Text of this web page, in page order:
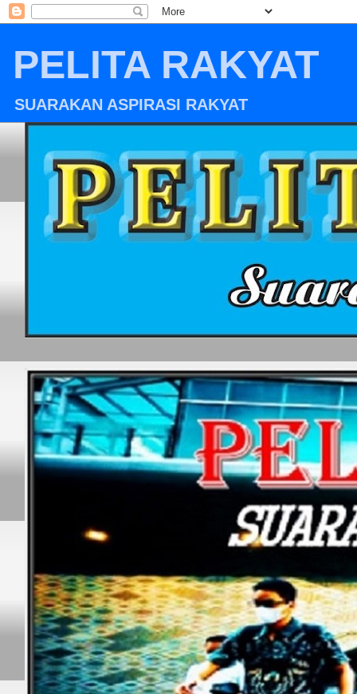
PELITA RAKYAT
SUARAKAN ASPIRASI RAKYAT